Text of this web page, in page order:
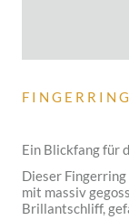
F I N G E R R I N
Ein Blickfang für
Dieser Fingerring
mit massiv
Brillantschliff,